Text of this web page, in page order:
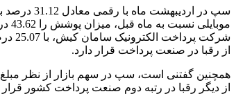
موبایلی نسبت به ماه قبل، میزان پوشش را 43.62 درصد عنوان کرد که بالاترین حجم از بازار مبلغی تراکنش های موبایلی می باشد.
از رقبا در صنعت پرداخت قرار دارد.
همچنین گفتنی است، سپ در سهم بازار از نظر مبلغ
از دیگر رقبا در رتبه دوم صنعت پرداخت کشور قرار